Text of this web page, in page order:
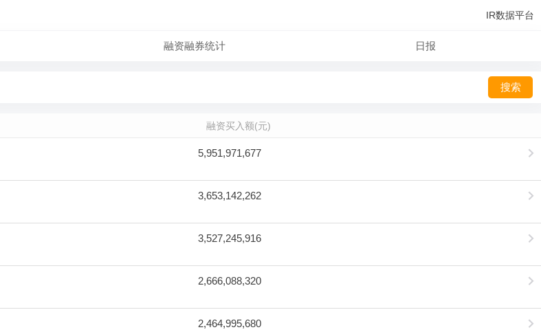
IR数据平台
融资融券统计 日报
搜索
融资买入额(元)
5,951,971,677
3,653,142,262
3,527,245,916
2,666,088,320
2,464,995,680